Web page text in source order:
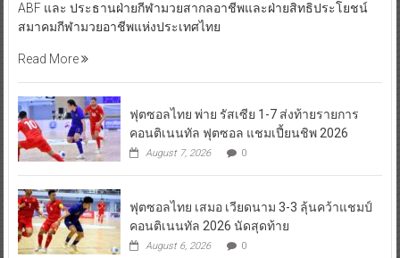
ABF และ ประธานฝ่ายกีฬามวยสากลอาชีพและฝ่ายสิทธิประโยชน์
สมาคมกีฬามวยอาชีพแห่งประเทศไทย
Read More
ฟุตซอลไทย พ่าย รัสเซีย 1-7 ส่งท้ายรายการ
คอนติเนนทัล ฟุตซอล แชมเปี้ยนชิพ 2026
August 7, 2026 0
ฟุตซอลไทย เสมอ เวียดนาม 3-3 ลุ้นคว้าแชมป์
คอนติเนนทัล 2026 นัดสุดท้าย
August 6, 2026 0